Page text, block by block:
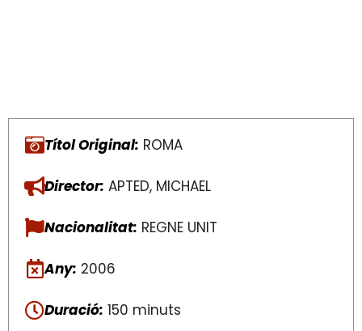
Títol Original: ROMA
Director: APTED, MICHAEL
Nacionalitat: REGNE UNIT
Any: 2006
Duració: 150 minuts